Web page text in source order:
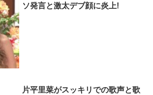
ソ発言と激太デブ顔に炎上!
片平里菜がスッキリでの歌声と歌